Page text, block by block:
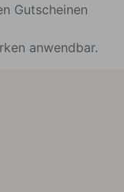
Gutscheinen
anwendbar.